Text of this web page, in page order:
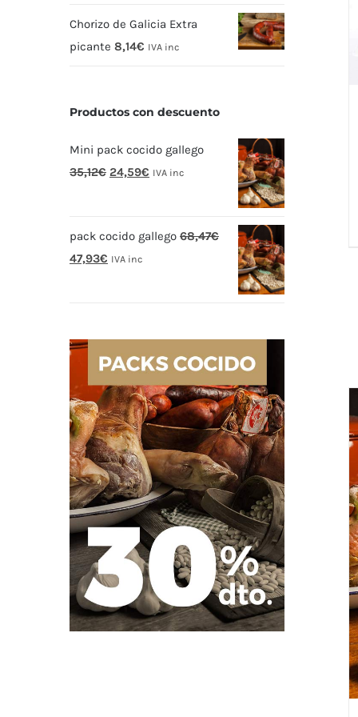
Chorizo de Galicia Extra
picante 8,14€ IVA inc
Productos con descuento
Mini pack cocido gallego
35,12€ El
era:
35,12€.
24,59€ El
es:
IVA inc
pack cocido gallego 68,47€
El
68,47€.
47,93€ El
IVA inc